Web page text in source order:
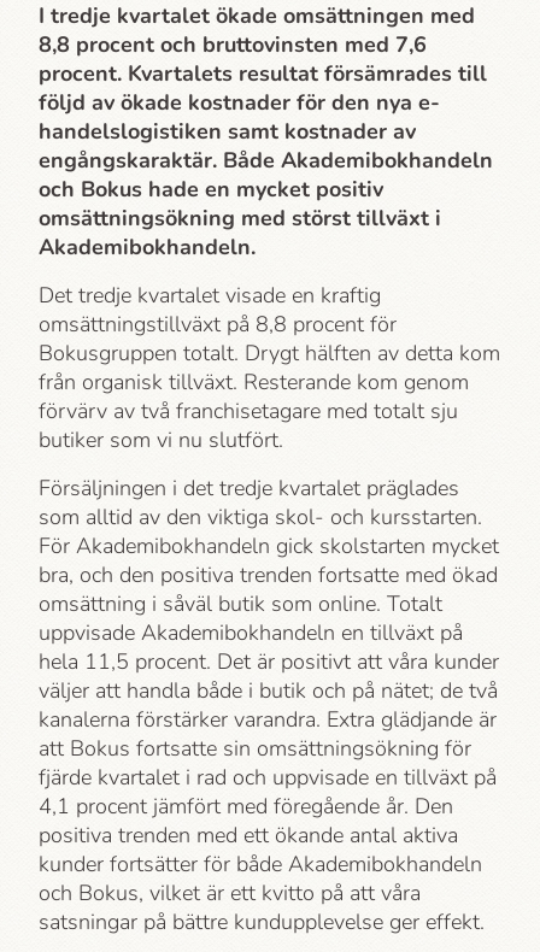
I tredje kvartalet ökade omsättningen med
8,8 procent och bruttovinsten med 7,6
procent. Kvartalets resultat försämrades till
följd av ökade kostnader för den nya e-
handelslogistiken samt kostnader av
engångskaraktär. Både Akademi­bokhandeln
och Bokus hade en mycket positiv
omsättningsökning med störst tillväxt i
Akademi­bokhandeln.
Det tredje kvartalet visade en kraftig
omsättningstillväxt på 8,8 procent för
Bokusgruppen totalt. Drygt hälften av detta kom
från organisk tillväxt. Resterande kom genom
förvärv av två franchisetagare med totalt sju
butiker som vi nu slutfört.
Försäljningen i det tredje kvartalet präglades
som alltid av den viktiga skol- och kursstarten.
För Akademi­bokhandeln gick skolstarten mycket
bra, och den positiva trenden fortsatte med ökad
omsättning i såväl butik som online. Totalt
uppvisade Akademi­bokhandeln en tillväxt på
hela 11,5 procent. Det är positivt att våra kunder
väljer att handla både i butik och på nätet; de två
kanalerna förstärker varandra. Extra glädjande är
att Bokus fortsatte sin omsättningsökning för
fjärde kvartalet i rad och uppvisade en tillväxt på
4,1 procent jämfört med föregående år. Den
positiva trenden med ett ökande antal aktiva
kunder fortsätter för både Akademi­bokhandeln
och Bokus, vilket är ett kvitto på att våra
satsningar på bättre kundupplevelse ger effekt.